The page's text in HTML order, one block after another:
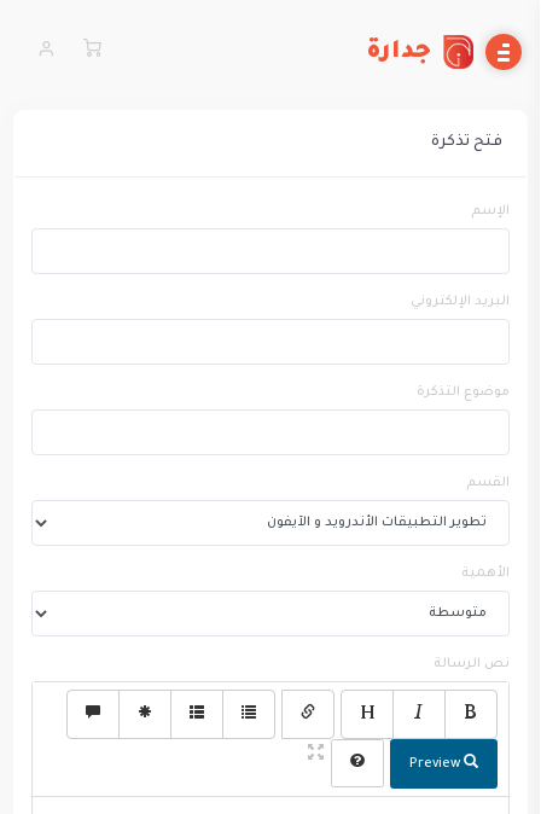
جدارة
فتح تذكرة
الإسم
البريد الإلكتروني
موضوع التذكرة
القسم
الأهمية
نص الرسالة
Preview